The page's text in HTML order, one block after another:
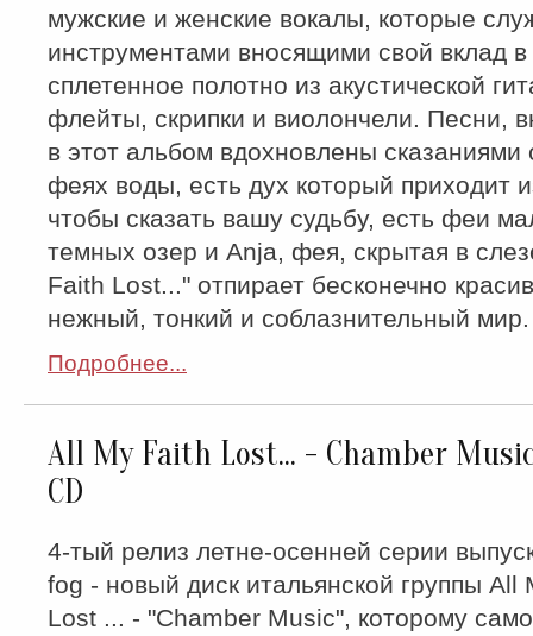
мужские и женские вокалы, которые
инструментами вносящими свой вклад в
сплетенное полотно из акустической
флейты, скрипки и виолончели. Песни,
в этот альбом вдохновлены сказаниями
феях воды, есть дух который приходит
чтобы сказать вашу судьбу, есть феи
темных озер и Anja, фея, скрытая в
Faith Lost..." отпирает бесконечно
нежный, тонкий и соблазнительный мир.
Подробнее...
All My Faith Lost... - Chamber
CD
4-тый релиз летне-осенней серии
fog - новый диск итальянской группы All
Lost ... - "Chamber Music", которому